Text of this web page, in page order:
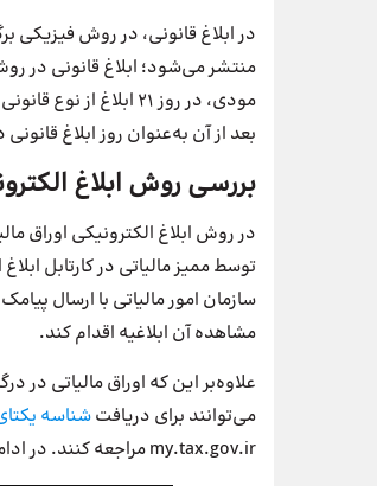
در ابلاغ قانونی، در روش فیزیکی
مودی، در روز ۲۱
بعد از آن به‌عنوان روز ابلاغ
بررسی روش ابلاغ
در روش ابلاغ الکترونیکی اوراق
توسط ممیز مالیاتی در کارتابل
سازمان امور مالیاتی با ارسال
مشاهده آن ابلاغیه اقدام کند.
علاوه‌بر این که اوراق مالیاتی
می‌توانند برای دریافتشناسه
my.tax.gov.ir مراجعه کنند. در ادامه نحوه مشاهده ابلاغ الکترونیک مالیاتی در سامانه مزبور را بررسی می‌کنیم.